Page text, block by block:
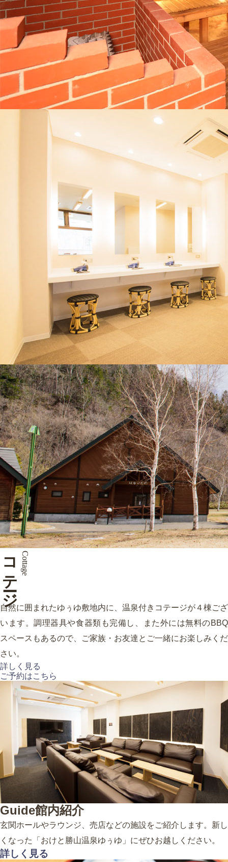
Cottage
コテージ
自然に囲まれたゆぅゆ敷地内に、温泉付きコテージが４棟ござ
います。調理器具や食器類も完備し、また外には無料のBBQ
スペースもあるので、ご家族・お友達とご一緒にお楽しみくだ
さい。
詳しく見る
ご予約はこちら
Guide館内紹介
玄関ホールやラウンジ、売店などの施設をご紹介します。新し
くなった「おけと勝山温泉ゆぅゆ」にぜひお越しください。
詳しく見る